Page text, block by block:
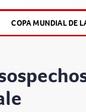
COPA MUNDIAL DE